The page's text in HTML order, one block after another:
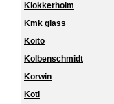
Klokkerholm
Kmk glass
Koito
Kolbenschmidt
Korwin
Kotl